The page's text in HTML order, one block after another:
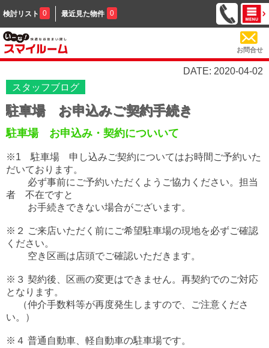
検討リスト 0 最近見た物件 0
お問合せ
DATE: 2020-04-02
スタッフブログ
駐車場 お申込みご契約手続き
駐車場 お申込み・契約についいて
※1 駐車場 申し込みご契約についてはお時間ご予約いた
だいております。
必ず事前にご予約いただくようご協力ください。担当
者 不在ですと
お手続きできない場合がございます。
※２ ご来店いただく前にご希望駐車場の現地を必ずご確認
ください。
空き区画は店頭でご確認いただきます。
※３ 契約後、区画の変更はできません。再契約でのご対応
となります。
（仲介手数料等が再度発生しますので、ご注意くださ
い。）
※４ 普通自動車、軽自動車の駐車場です。